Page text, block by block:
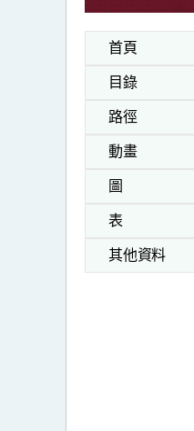
首頁
目錄
路徑
動畫
圖
表
其他資料